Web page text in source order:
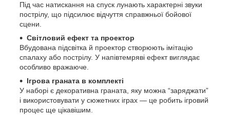
Під час натискання на спуск лунають характерні звуки
пострілу, що підсилює відчуття справжньої бойової
сцени.
Світловий ефект та проектор
Вбудована підсвітка й проектор створюють імітацію
спалаху або пострілу. У напівтемряві ефект виглядає
особливо вражаюче.
Ігрова граната в комплекті
У наборі є декоративна граната, яку можна “заряджати”
і використовувати у сюжетних іграх — це робить ігровий
процес ще цікавішим.